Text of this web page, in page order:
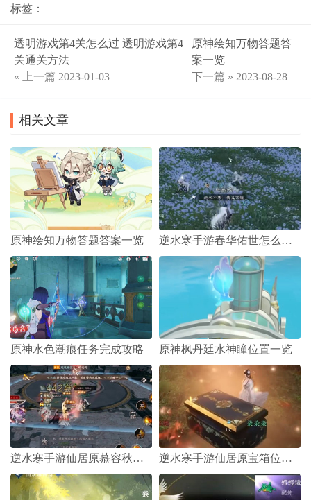
标签：
透明游戏第4关怎么过 透明游戏第4
关通关方法
« 上一篇 2023-01-03
原神绘知万物答题答
案一览
下一篇 » 2023-08-28
相关文章
原神绘知万物答题答案一览 逆水寒手游春华佑世怎么获得的
原神水色潮痕任务完成攻略 原神枫丹廷水神瞳位置一览
逆水寒手游仙居原慕容秋位置在哪里 逆水寒手游仙居原宝箱位置一览